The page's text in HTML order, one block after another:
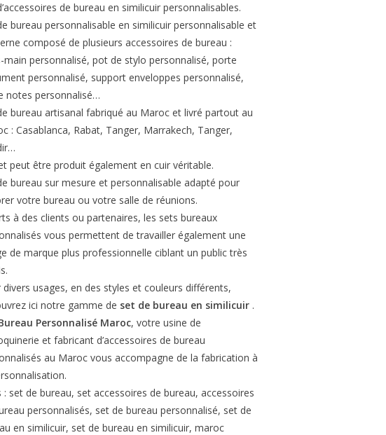
de bureau en similicuir personnalisables.
bureau personnalisable en similicuir personnalisable et
composé de plusieurs accessoires de bureau :
main personnalisé, pot de stylo personnalisé, porte
personnalisé, support enveloppes personnalisé,
notes personnalisé…
bureau artisanal fabriqué au Maroc et livré partout au
: Casablanca, Rabat, Tanger, Marrakech, Tanger,
peut être produit également en cuir véritable.
bureau sur mesure et personnalisable adapté pour
votre bureau ou votre salle de réunions.
à des clients ou partenaires, les sets bureaux
vous permettent de travailler également une
de marque plus professionnelle ciblant un public très
divers usages, en des styles et couleurs différents,
ici notre gamme de set de bureau en similicuir .
Personnalisé Maroc, votre usine de
et fabricant d’accessoires de bureau
au Maroc vous accompagne de la fabrication à
: set de bureau, set accessoires de bureau, accessoires
personnalisés, set de bureau personnalisé, set de
en similicuir, set de bureau en similicuir, maroc